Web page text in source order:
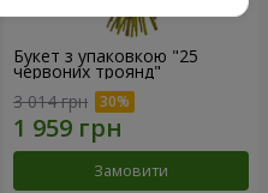
Букет з упаковкою "25
червоних троянд"
3 014 грн
Замовити